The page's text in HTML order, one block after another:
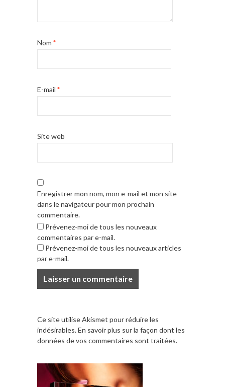
Nom *
E-mail *
Site web
Enregistrer mon nom, mon e-mail et mon site
dans le navigateur pour mon prochain
commentaire.
Prévenez-moi de tous les nouveaux
commentaires par e-mail.
Prévenez-moi de tous les nouveaux articles
par e-mail.
Ce site utilise Akismet pour réduire les
indésirables.En savoir plus sur la façon dont les
données de vos commentaires sont traitées.